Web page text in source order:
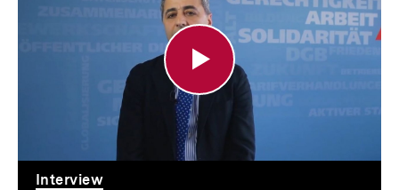
Schuldenbremse
Interview